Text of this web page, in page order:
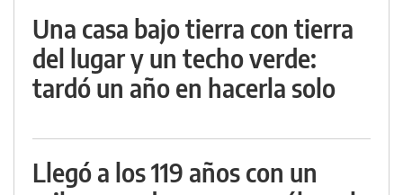
Una casa bajo tierra con tierra
del lugar y un techo verde:
tardó un año en hacerla solo
Llegó a los 119 años con un